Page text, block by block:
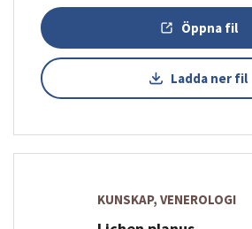
Öppna fil
Ladda ner fil
KUNSKAP, VENEROLOGI